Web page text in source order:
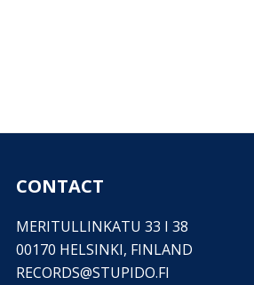
CONTACT
MERITULLINKATU 33 I 38
00170 HELSINKI, FINLAND
RECORDS@STUPIDO.FI